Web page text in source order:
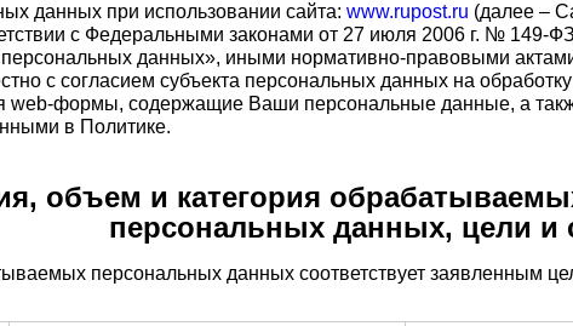
данных при использовании сайта: www.rupost.ru (далее –
с Федеральными законами от 27 июля 2006 г. №
данных», иными нормативно-правовыми
с согласием субъекта персональных данных на
web-формы, содержащие Ваши персональные данные, а
в Политике.
объем и категория
персональных данных, цели и
персональных данных соответствует заявленным